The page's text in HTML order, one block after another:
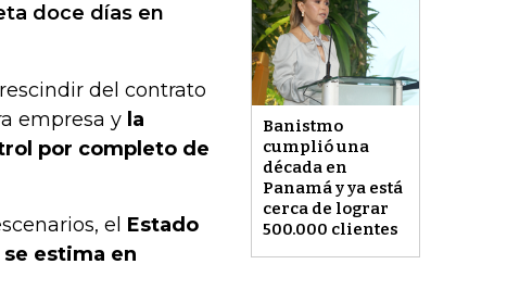
Banistmo
cumplió una
década en
Panamá y ya está
cerca de lograr
500.000 clientes
doce días en
del contrato
empresa y la
por completo de
el Estado
estima en